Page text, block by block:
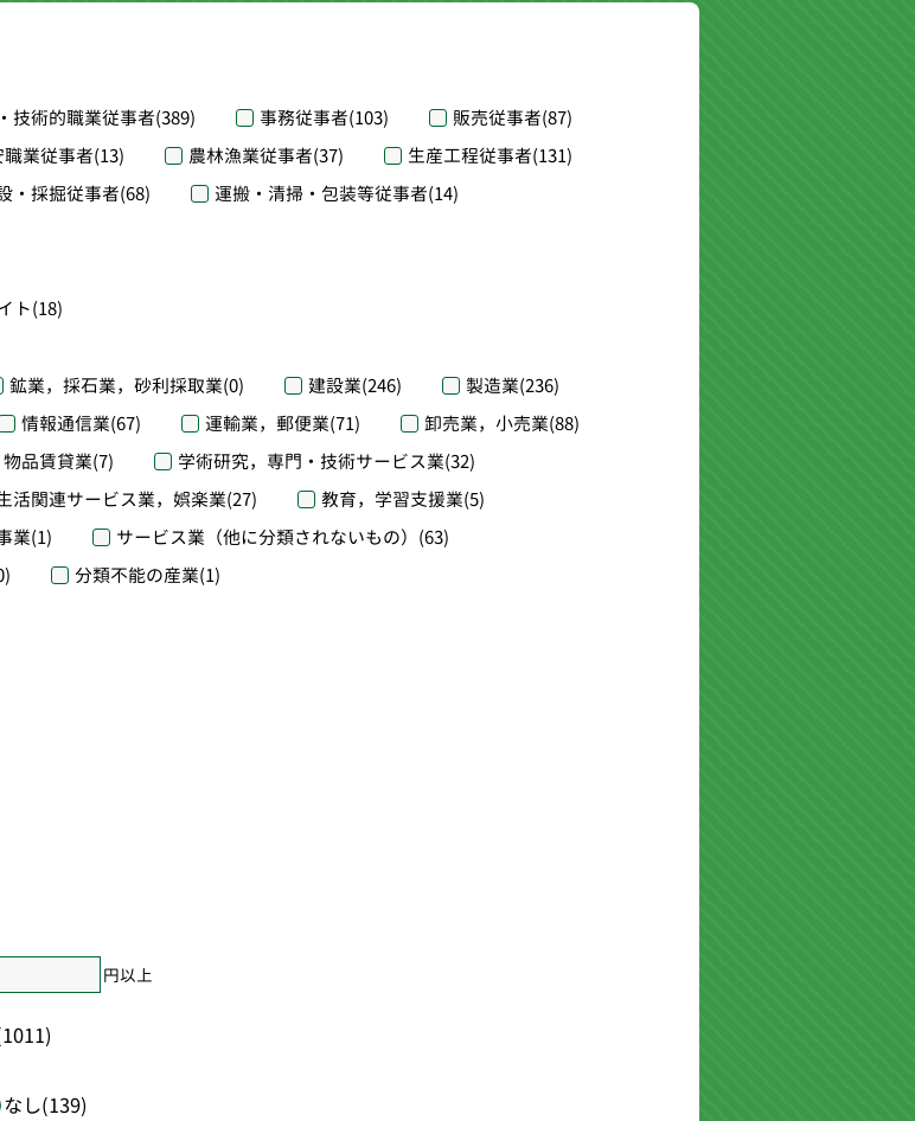
技術的職業従事者(389) 事務従事者(103) 販売従事者(87)
業従事者(13) 農林漁業従事者(37) 生産工程従事者(131)
・採掘従事者(68) 運搬・清掃・包装等従事者(14)
ト(18)
鉱業，採石業，砂利採取業(0) 建設業(246) 製造業(236)
情報通信業(67) 運輸業，郵便業(71) 卸売業，小売業(88)
品賃貸業(7) 学術研究，専門・技術サービス業(32)
活関連サービス業，娯楽業(27) 教育，学習支援業(5)
業(1) サービス業（他に分類されないもの） (63)
分類不能の産業(1)
円以上
なし(139)